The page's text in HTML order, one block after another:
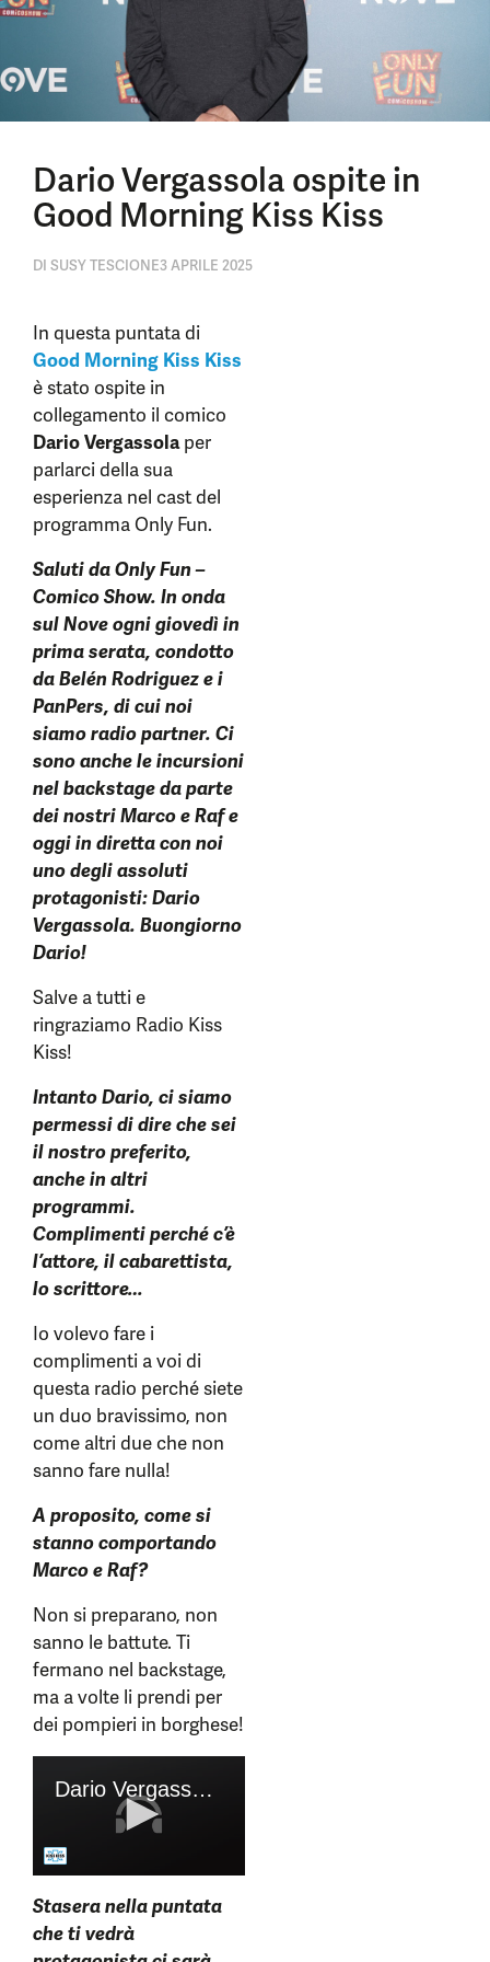
Dario Vergassola ospite in
Good Morning Kiss Kiss
DI SUSY TESCIONE3 APRILE 2025
In questa puntata di
Good Morning Kiss Kiss
è stato ospite in
collegamento il comico
Dario Vergassolaper
parlarci della sua
esperienza nel cast del
programma Only Fun.
Saluti da Only Fun –
Comico Show. In onda
sul Nove ogni giovedì in
prima serata, condotto
da Belén Rodriguez e i
PanPers, di cui noi
siamo radio partner. Ci
sono anche le incursioni
nel backstage da parte
dei nostri Marco e Raf e
oggi in diretta con noi
uno degli assoluti
protagonisti: Dario
Vergassola. Buongiorno
Dario!
Salve a tutti e
ringraziamo Radio Kiss
Kiss!
Intanto Dario, ci siamo
permessi di dire che sei
il nostro preferito,
anche in altri
programmi.
Complimenti perché c’è
l’attore, il cabarettista,
lo scrittore…
Io volevo fare i
complimenti a voi di
questa radio perché siete
un duo bravissimo, non
come altri due che non
sanno fare nulla!
A proposito, come si
stanno comportando
Marco e Raf?
Non si preparano, non
sanno le battute. Ti
fermano nel backstage,
ma a volte li prendi per
dei pompieri in borghese!
Stasera nella puntata
che ti vedrà